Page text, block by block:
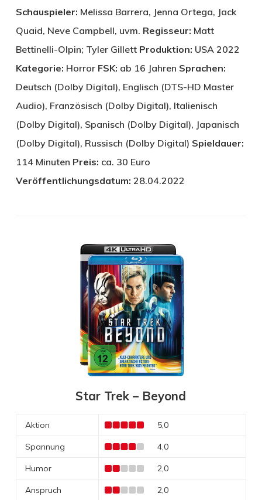
Schauspieler: Melissa Barrera, Jenna Ortega, Jack
Quaid, Neve Campbell, uvm. Regisseur: Matt
Bettinelli-Olpin; Tyler Gillett Produktion: USA 2022 ­
Kategorie: Horror FSK: ab 16 Jahren Sprachen:
Deutsch (Dolby Digital), Englisch (DTS-HD Master
Audio), Französisch (Dolby Digital), Italienisch
(Dolby Digital), Spanisch (Dolby Digital), Japanisch
(Dolby Digital), Russisch (Dolby Digital) Spieldauer:
114 Minuten Preis: ca. 30 Euro
Veröffentlichungsdatum: 28.04.2022
Star Trek – Beyond
Aktion 5,0
Spannung 4,0
Humor 2,0
Anspruch 2,0